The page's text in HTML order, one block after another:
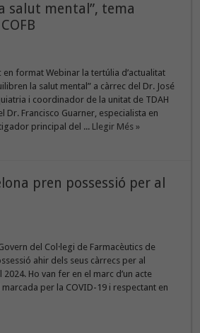
salut mental”, tema
en format Webinar la tertúlia d’actualitat
la salut mental” a càrrec del Dr. José
i coordinador de la unitat de TDAH
Dr. Francisco Guarner, especialista en
principal del ... Llegir Més »
pren possessió per al
del Col·legi de Farmacèutics de
ahir dels seus càrrecs per al
Ho van fer en el marc d’un acte
per la COVID-19 i respectant en